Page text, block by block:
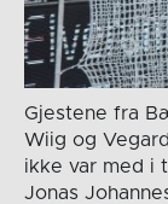
Gjestene fra
Wiig og
ikke var med i
Jonas